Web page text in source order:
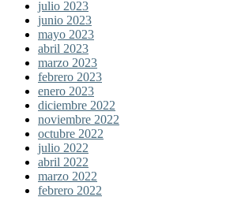
julio 2023
junio 2023
mayo 2023
abril 2023
marzo 2023
febrero 2023
enero 2023
diciembre 2022
noviembre 2022
octubre 2022
julio 2022
abril 2022
marzo 2022
febrero 2022